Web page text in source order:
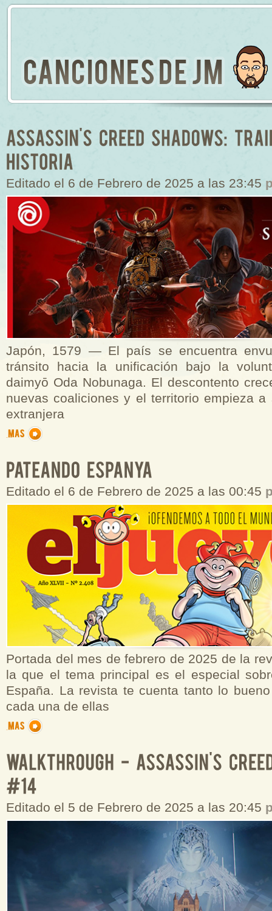
Editado el 6 de Febrero de 2025 a las 23:45
Japón, 1579 — El país se encuentra
tránsito hacia la unificación bajo la
daimyō Oda Nobunaga. El descontento
nuevas coaliciones y el territorio empieza a
extranjera
Editado el 6 de Febrero de 2025 a las 00:45
Portada del mes de febrero de 2025 de la
la que el tema principal es el especial
España. La revista te cuenta tanto lo
cada una de ellas
Editado el 5 de Febrero de 2025 a las 20:45